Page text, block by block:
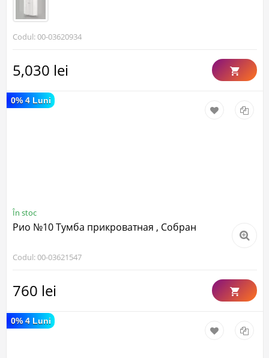
Codul: 00-03620934
5,030 lei
În stoc
Рио №10 Тумба прикроватная , Собран
Codul: 00-03621547
760 lei
0% 4 Luni
0% 4 Luni